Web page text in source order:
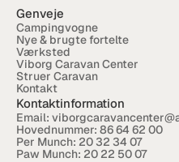
Join
Experts
Genveje
Campingvogne
Nye & brugte fortelte
Værksted
Viborg Caravan Center
Struer Caravan
Kontakt
Kontaktinformation
Email:
Hovednummer: 86 64 62 00
Per Munch: 20 32 34 07
Paw Munch: 20 22 50 07